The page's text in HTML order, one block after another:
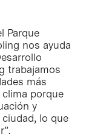
Parque
nos ayuda
trabajamos
más
porque
y
lo que